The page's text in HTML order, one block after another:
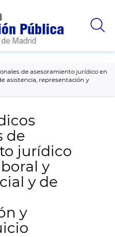
de asesoramiento jurídico en
asistencia, representación y
de
jurídico
y
y de
y